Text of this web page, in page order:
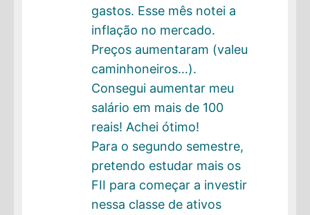
gastos. Esse mês notei a
inflação no mercado.
Preços aumentaram (valeu
caminhoneiros…).
Consegui aumentar meu
salário em mais de 100
reais! Achei ótimo!
Para o segundo semestre,
pretendo estudar mais os
FII para começar a investir
nessa classe de ativos